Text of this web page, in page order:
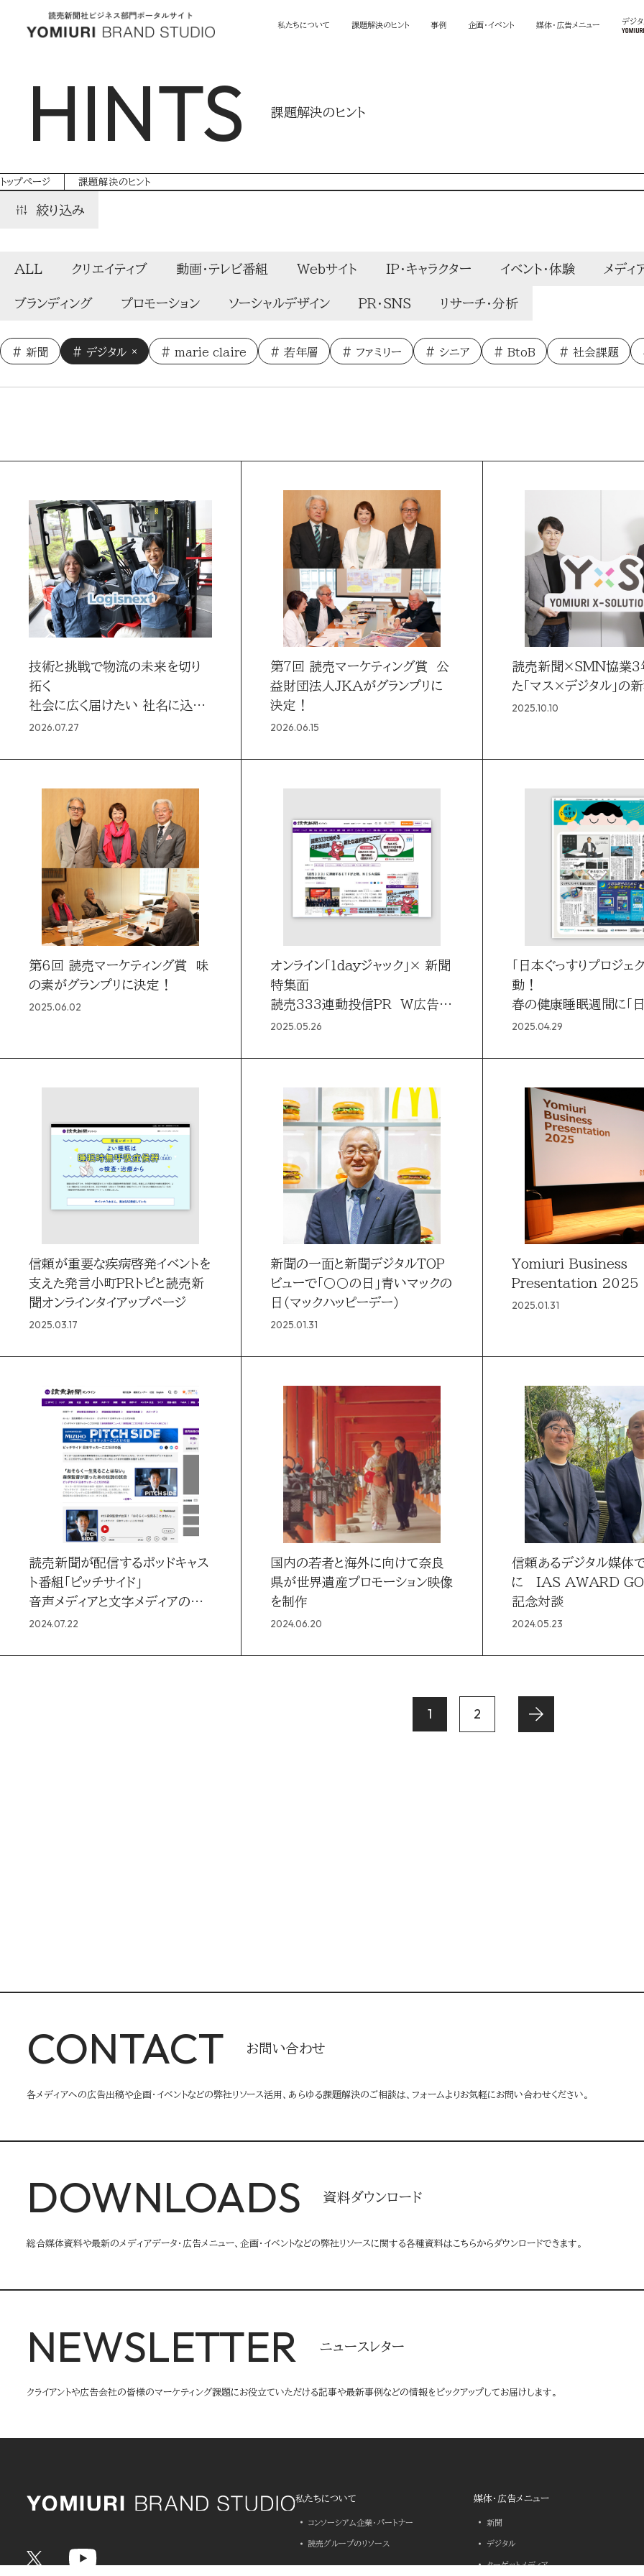
私たちについて 課題解決のヒント 事例 企画・イベント 媒体・広告メニュー デジ
HINTS 課題解決のヒント
トップページ 課題解決のヒント
絞り込み
ALL クリエイティブ 動画・テレビ番組 Webサイト IP・キャラクター イベント・体験 メディ
ブランディング プロモーション ソーシャルデザイン PR・SNS リサーチ・分析
新聞 デジタル marie claire 若年層 ファミリー シニア BtoB 社会課題
技術と挑戦で物流の未来を切り
拓く
社会に広く届けたい 社名に込め
た決意
2026.07.27
第7回 読売マーケティング賞 公
益財団法人JKAがグランプリに
決定！
2026.06.15
読売新聞×SMN協業3
た「マス×デジタル」の
2025.10.10
第6回 読売マーケティング賞 味
の素がグランプリに決定！
2025.06.02
オンライン「1dayジャック」× 新聞
特集面
読売333連動投信PR W広告戦
略を採用
2025.05.26
「日本ぐっすりプロジェ
動！
春の健康睡眠週間に「
り新聞」掲載
2025.04.29
信頼が重要な疾病啓発イベントを
支えた発言小町PRトピと読売新
聞オンラインタイアップページ
2025.03.17
新聞の一面と新聞デジタルTOP
ビューで「〇〇の日」青いマックの
日（マックハッピーデー）
2025.01.31
Yomiuri Business
Presentation 2025
2025.01.31
読売新聞が配信するポッドキャス
ト番組「ピッチサイド」
音声メディアと文字メディアの掛
け合わせが生む可能性
2024.07.22
国内の若者と海外に向けて奈良
県が世界遺産プロモーション映像
を制作
2024.06.20
信頼あるデジタル媒体
に IAS AWARD
記念対談
2024.05.23
1 2
CONTACT お問い合わせ
各メディアへの広告出稿や企画・イベントなどの弊社リソース活用、あらゆる課題解決のご相談は、フォームよりお気軽にお問い合わせください。
DOWNLOADS 資料ダウンロード
総合媒体資料や最新のメディアデータ・広告メニュー、企画・イベントなどの弊社リソースに関する各種資料はこちらからダウンロードできます。
NEWSLETTER ニュースレター
クライアントや広告会社の皆様のマーケティング課題にお役立ていただける記事や最新事例などの情報をピックアップしてお届けします。
私たちについて
コンソーシアム企業・パートナー
読売グループのリソース
媒体・広告メニュー
新聞
デジタル
ターゲットメディア